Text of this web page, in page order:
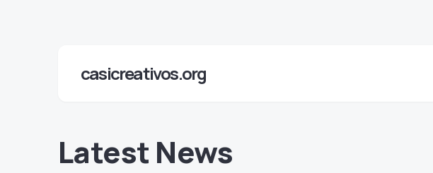
casicreativos.org
Latest News